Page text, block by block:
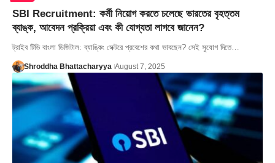
SBI Recruitment: কর্মী নিয়োগ করতে চলেছে ভারতের বৃহত্তম
ব্যাঙ্ক, আবেদন প্রক্রিয়া এবং কী যোগ্যতা লাগবে জানেন?
ট্রাইব টিভি বাংলা ডিজিটাল: ব্যাঙ্কিং সেক্টরে প্রবেশের কথা ভাবছেন? সেই সুযোগ দিতে…
Shroddha Bhattacharyya August 7, 2025